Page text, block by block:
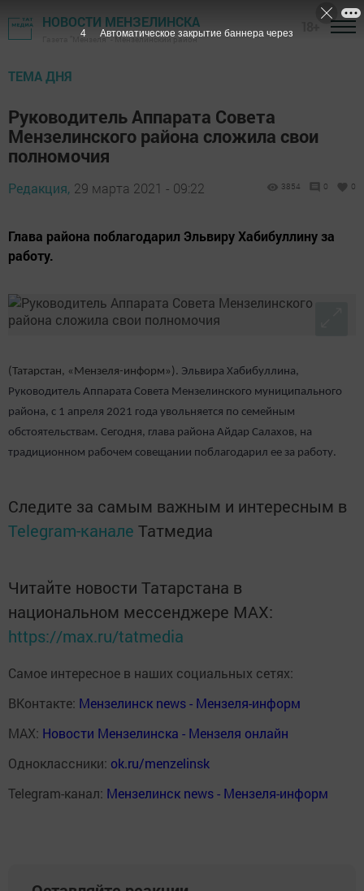
НОВОСТИ МЕНЗЕЛИНСКА
Газета "Мензеля" - Мензелинский район
ТЕМА ДНЯ
Руководитель Аппарата Совета
Мензелинского района сложила свои
полномочия
Редакция, 29 марта 2021 - 09:22 3854 0 0
Глава района поблагодарил Эльвиру Хабибуллину за
работу.
(Татарстан, «Мензеля-информ»). Эльвира Хабибуллина,
Руководитель Аппарата Совета Мензелинского муниципального
района, с 1 апреля 2021 года увольняется по семейным
обстоятельствам. Сегодня, глава района Айдар Салахов, на
традиционном рабочем совещании поблагодарил ее за работу.
Следите за самым важным и интересным в
Telegram-канале Татмедиа
Читайте новости Татарстана в
национальном мессенджере MАХ:
https://max.ru/tatmedia
Самое интересное в наших социальных сетях:
ВКонтакте: Мензелинск news - Мензеля-информ
MAX: Новости Мензелинска - Мензеля онлайн
Одноклассники: ok.ru/menzelinsk
Telegram-канал: Мензелинск news - Мензеля-информ
3 Автоматическое закрытие баннера через